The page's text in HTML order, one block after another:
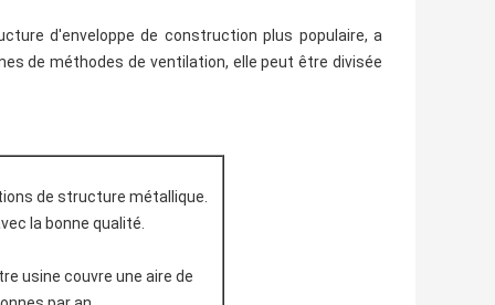
d'enveloppe de construction plus populaire, a
de méthodes de ventilation, elle peut être divisée
de structure métallique.
la bonne qualité.
usine couvre une aire de